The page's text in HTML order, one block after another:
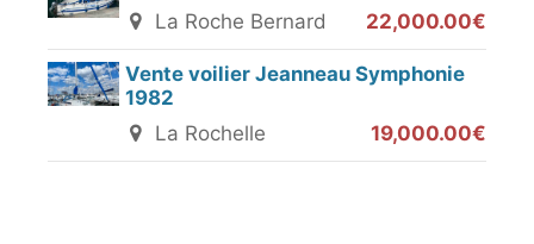
La Roche Bernard
22,000.00€
Vente voilier Jeanneau Symphonie
1982
La Rochelle
19,000.00€